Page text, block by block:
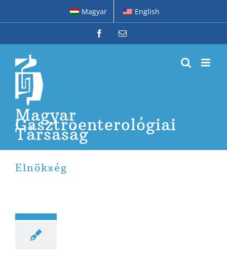
Magyar English
FacebookEmail:
Magyar
Gasztroenterológiai
Társaság
Elnökség